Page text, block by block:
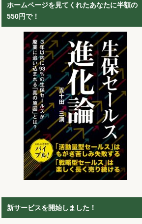
ホームページを見てくれたあなたに半額の
550円で！
新サービスを開始しました！